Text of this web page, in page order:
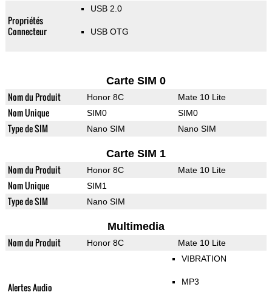
Propriétés
Connecteur
USB 2.0
USB OTG
Carte SIM 0
Nom du Produit Honor 8C Mate 10 Lite
Nom Unique SIM0 SIM0
Type de SIM Nano SIM Nano SIM
Carte SIM 1
Nom du Produit Honor 8C Mate 10 Lite
Nom Unique SIM1
Type de SIM Nano SIM
Multimedia
Nom du Produit Honor 8C Mate 10 Lite
Alertes Audio
VIBRATION
MP3